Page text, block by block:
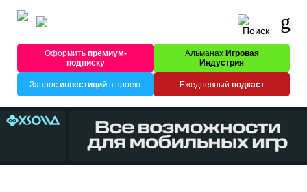
Оформитьпремиум-
подписку
Альманах Игровая
Индустрия
Запрос инвестицийв проект Ежедневный подкаст